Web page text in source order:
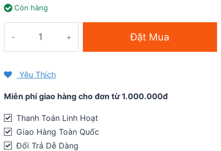
Còn hàng
View
Streamline
Men's
Swim
Shorts
Đặt Mua
Yêu Thích
Miễn phí giao hàng cho đơn từ 1.000.000đ
Thanh Toán Linh Hoạt
Giao Hàng Toàn Quốc
Đổi Trả Dễ Dàng